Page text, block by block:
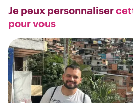
Je peux personnaliser
pour vous